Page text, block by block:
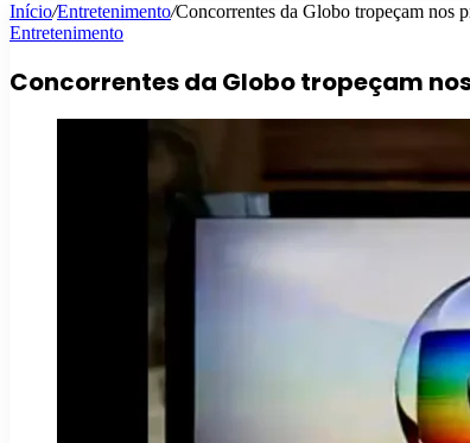
Início/Entretenimento/Concorrentes da Globo tropeçam nos
Entretenimento
Concorrentes da Globo tropeçam